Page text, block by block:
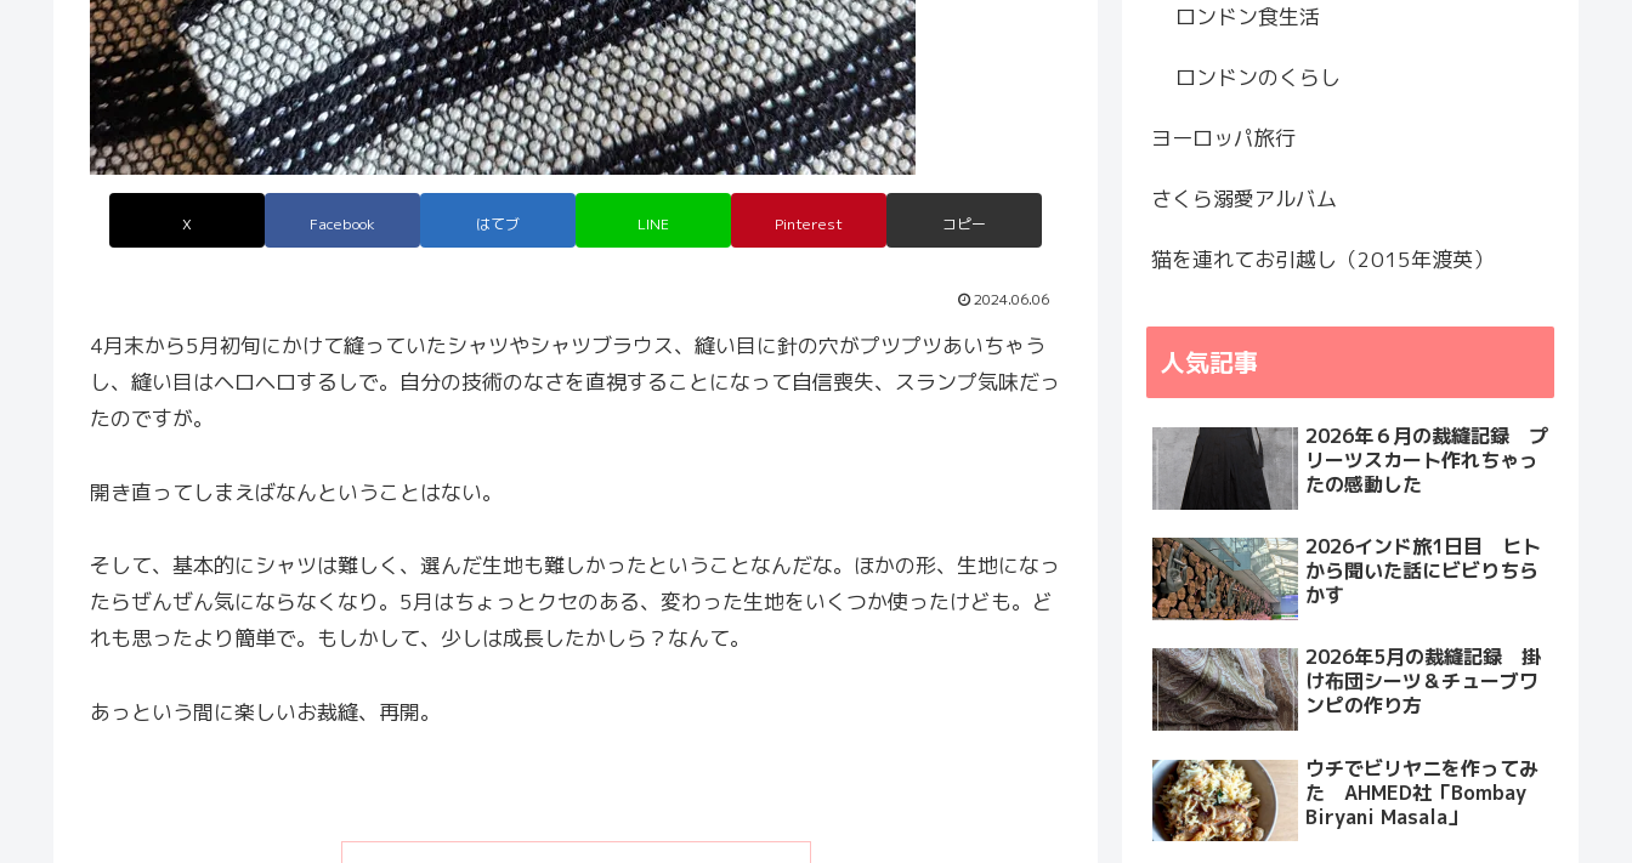
X Facebook はてブ LINE Pinterest コピー
2024.06.06
4月末から5月初旬にかけて縫っていたシャツやシャツブラウス、縫い目に針の穴がプツプツあいちゃう
し、縫い目はヘロヘロするしで。自分の技術のなさを直視することになって自信喪失、スランプ気味だっ
たのですが。
開き直ってしまえばなんということはない。
そして、基本的にシャツは難しく、選んだ生地も難しかったということなんだな。ほかの形、生地になっ
たらぜんぜん気にならなくなり。5月はちょっとクセのある、変わった生地をいくつか使ったけども。ど
れも思ったより簡単で。もしかして、少しは成長したかしら？なんて。
あっという間に楽しいお裁縫、再開。
ロンドン食生活
ロンドンのくらし
ヨーロッパ旅行
さくら溺愛アルバム
猫を連れてお引越し（2015年渡英）
人気記事
2026年６月の裁縫記録 プ
リーツスカート作れちゃっ
たの感動した
2026インド旅1日目 ヒト
から聞いた話にビビりちら
かす
2026年5月の裁縫記録 掛
け布団シーツ＆チューブワ
ンピの作り方
ウチでビリヤニを作ってみ
た AHMED社「Bombay
Biryani Masala」